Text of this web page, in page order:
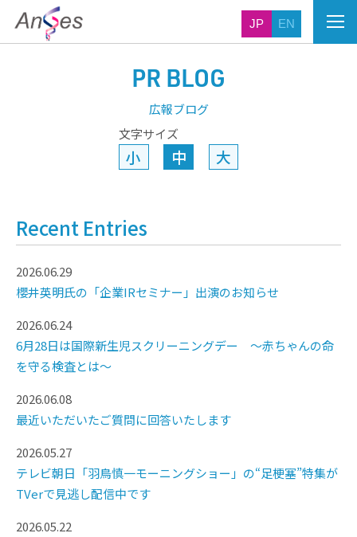
JP EN
PR BLOG
広報ブログ
文字サイズ
小 中 大
Recent Entries
2026.06.29
櫻井英明氏の「企業IRセミナー」出演のお知らせ
2026.06.24
6月28日は国際新生児スクリーニングデー ～赤ちゃんの命
を守る検査とは～
2026.06.08
最近いただいたご質問に回答いたします
2026.05.27
テレビ朝日「羽鳥慎一モーニングショー」の“足梗塞”特集が
TVerで見逃し配信中です
2026.05.22